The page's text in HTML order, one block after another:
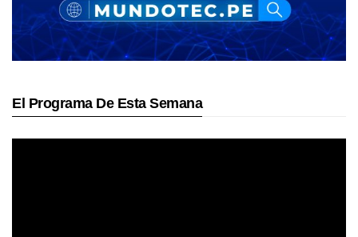
El Programa De Esta Semana